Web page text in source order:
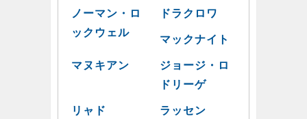
ノーマン・ロ
ックウェル
ドラクロワ
マックナイト
マヌキアン
ジョージ・ロ
ドリーゲ
リャド ラッセン